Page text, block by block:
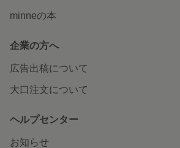
minneの本
企業の方へ
広告出稿について
大口注文について
ヘルプセンター
お知らせ